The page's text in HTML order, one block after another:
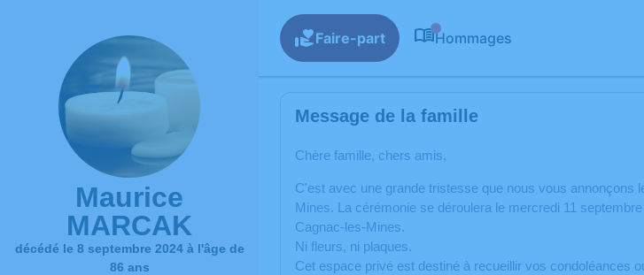
Maurice
MARCAK
décédé le 8 septembre 2024 à l'âge de
86 ans
Faire-part Hommages
Message de la famille
Chère famille, chers amis,
C'est avec une grande tristesse que nous vous annonçons
Mines. La cérémonie se déroulera le mercredi 11
Cagnac-les-Mines.
Ni fleurs, ni plaques.
Cet espace privé est destiné à recueillir vos condoléances